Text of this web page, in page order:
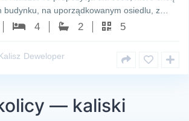
budynku, na uporządkowanym osiedlu, z…
4 2 5
Deweloper
— kaliski